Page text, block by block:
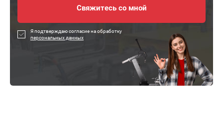
Я подтверждаю согласие на обработку
персональных данных